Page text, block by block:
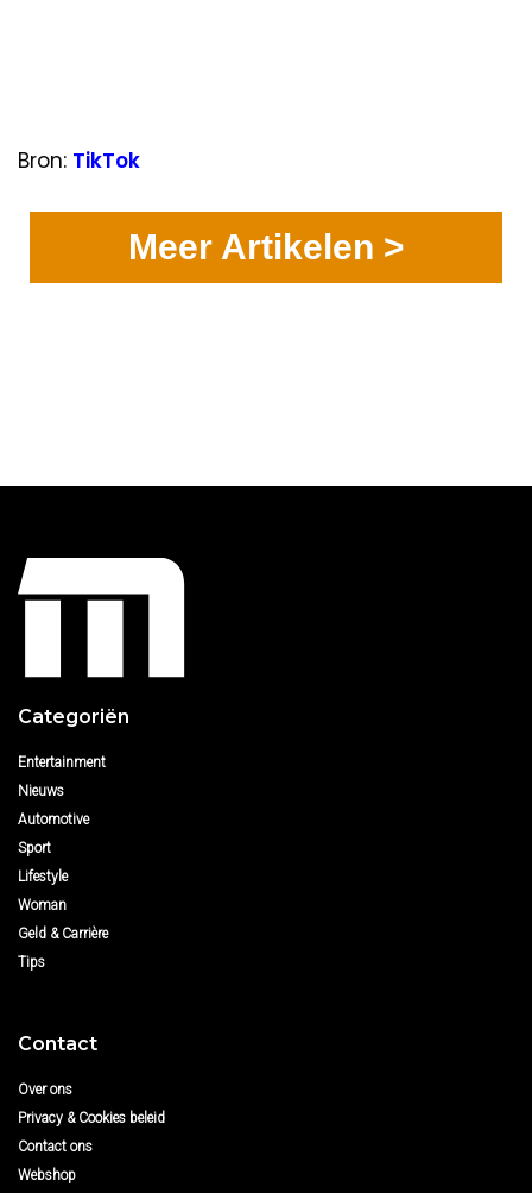
Bron: TikTok
Meer Artikelen >
Categoriën
Entertainment
Nieuws
Automotive
Sport
Lifestyle
Woman
Geld & Carrière
Tips
Contact
Over ons
Privacy & Cookies beleid
Contact ons
Webshop